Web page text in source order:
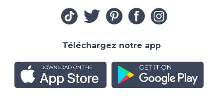
Téléchargez notre app